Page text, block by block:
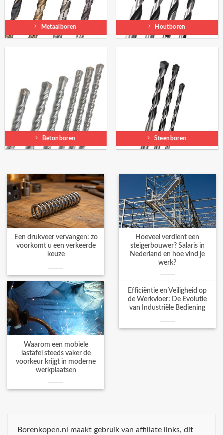
Metaalboren Houtboren
Betonboren Steenboren
Een drukveer vervangen: zo
voorkomt u een verkeerde
keuze
Hoeveel verdient een
steigerbouwer? Salaris in
Nederland en hoe vind je
werk?
Waarom een mobiele
lastafel steeds vaker de
voorkeur krijgt in moderne
werkplaatsen
Efficiëntie en Veiligheid op
de Werkvloer: De Evolutie
van Industriële Bediening
Borenkopen.nl maakt gebruik van affiliate links, dit